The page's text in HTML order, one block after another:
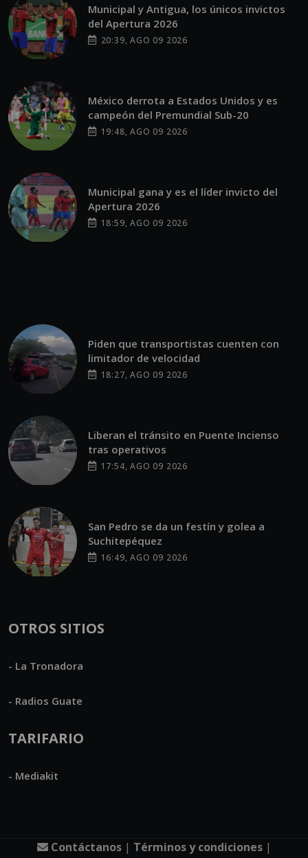
Municipal y Antigua, los únicos invictos
del Apertura 2026
20:39, AGO 09 2026
México derrota a Estados Unidos y es
campeón del Premundial Sub-20
19:48, AGO 09 2026
Municipal gana y es el líder invicto del
Apertura 2026
18:59, AGO 09 2026
Piden que transportistas cuenten con
limitador de velocidad
18:27, AGO 09 2026
Liberan el tránsito en Puente Incienso
tras operativos
17:54, AGO 09 2026
San Pedro se da un festín y golea a
Suchitepéquez
16:49, AGO 09 2026
OTROS SITIOS
- La Tronadora
- Radios Guate
TARIFARIO
- Mediakit
Contáctanos| Términos y condiciones|